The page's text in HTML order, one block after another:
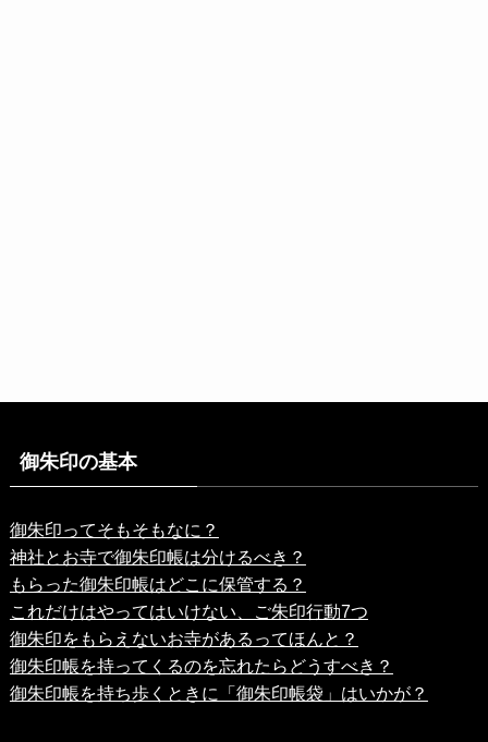
御朱印の基本
御朱印ってそもそもなに？
神社とお寺で御朱印帳は分けるべき？
もらった御朱印帳はどこに保管する？
これだけはやってはいけない、ご朱印行動7つ
御朱印をもらえないお寺があるってほんと？
御朱印帳を持ってくるのを忘れたらどうすべき？
御朱印帳を持ち歩くときに「御朱印帳袋」はいかが？